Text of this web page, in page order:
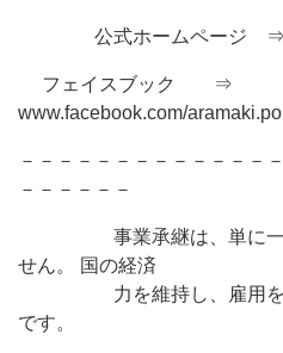
公式ホームページ ⇒
フェイスブック ⇒
www.facebook.com/
－－－－－－－－－－－－－
－－－－－－
事業承継は、単に一企
せん。 国の経済
力を維持し、雇用を守
です。